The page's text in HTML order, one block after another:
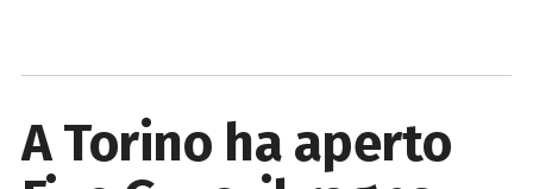
A Torino ha aperto